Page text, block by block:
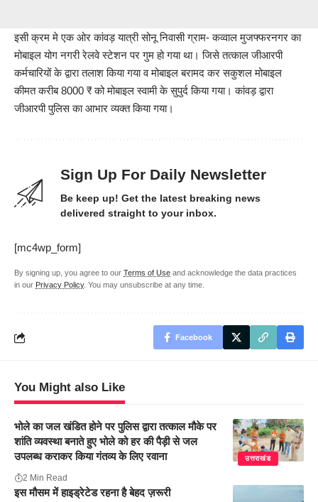
इसी क्रम मे एक ओर कांवड़ यात्री सोनू निवासी ग्राम- कव्वाल मुजफ्फरनगर का
मोबाइल योग नगरी रेलवे स्टेशन पर गुम हो गया था। जिसे तत्काल जीआरपी
कर्मचारियों के द्वारा तलाश किया गया व मोबाइल बरामद कर सकुशल मोबाइल
कीमत करीब 8000 ₹ को मोबाइल स्वामी के सुपुर्द किया गया। कांवड़ द्वारा
जीआरपी पुलिस का आभार व्यक्त किया गया।
Sign Up For Daily Newsletter
Be keep up! Get the latest breaking news
delivered straight to your inbox.
[mc4wp_form]
By signing up, you agree to our Terms of Use and acknowledge the data practices
in our Privacy Policy. You may unsubscribe at any time.
Facebook
You Might also Like
उत्तराखंड
भोले का जल खंडित होने पर पुलिस द्वारा तत्काल मौके पर
शांति व्यवस्था बनाते हुए भोले को हर की पैड़ी से जल
उपलब्ध कराकर किया गंतव्य के लिए रवाना
2 Min Read
इस मौसम में हाइड्रेटेड रहना है बेहद ज़रूरी